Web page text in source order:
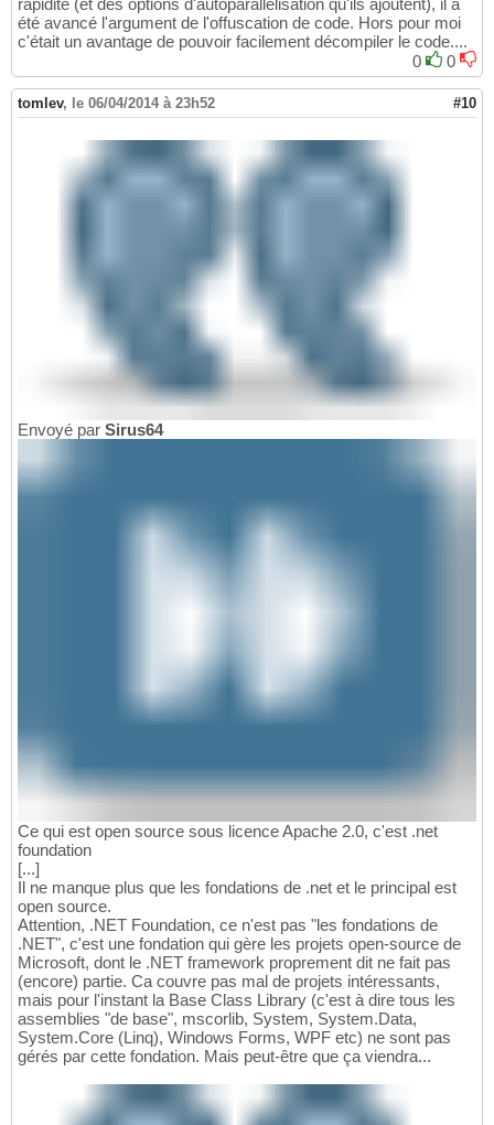
été avancé l'argument de l'offuscation de code. Hors pour moi
c'était un avantage de pouvoir facilement décompiler le code....
0
0
tomlev, le 06/04/2014 à 23h52 #10
Envoyé par Sirus64
Ce qui est open source sous licence Apache 2.0, c'est .net
foundation
[...]
Il ne manque plus que les fondations de .net et le principal est
open source.
Attention, .NET Foundation, ce n'est pas "les fondations de
.NET", c'est une fondation qui gère les projets open-source de
Microsoft, dont le .NET framework proprement dit ne fait pas
(encore) partie. Ca couvre pas mal de projets intéressants,
mais pour l'instant la Base Class Library (c'est à dire tous les
assemblies "de base", mscorlib, System, System.Data,
System.Core (Linq), Windows Forms, WPF etc) ne sont pas
gérés par cette fondation. Mais peut-être que ça viendra...